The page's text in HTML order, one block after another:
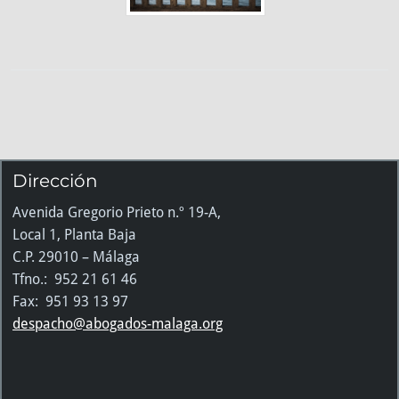
Dirección
Avenida Gregorio Prieto n.º 19-A,
Local 1, Planta Baja
C.P. 29010 – Málaga
Tfno.: 952 21 61 46
Fax: 951 93 13 97
despacho@abogados-malaga.org